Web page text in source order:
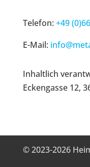
Telefon: +49
E-Mail:
Inhaltlich
Eckengasse 12,
© 2023-2026